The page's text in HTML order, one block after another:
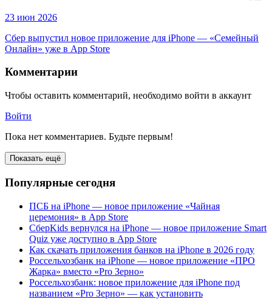
23 июн 2026
Сбер выпустил новое приложение для iPhone — «Семейный
Онлайн» уже в App Store
Комментарии
Чтобы оставить комментарий, необходимо войти в аккаунт
Войти
Пока нет комментариев. Будьте первым!
Показать ещё
Популярные сегодня
ПСБ на iPhone — новое приложение «Чайная
церемония» в App Store
СберKids вернулся на iPhone — новое приложение Smart
Quiz уже доступно в App Store
Как скачать приложения банков на iPhone в 2026 году
Россельхозбанк на iPhone — новое приложение «ПРО
Жарка» вместо «Pro Зерно»
Россельхозбанк: новое приложение для iPhone под
названием «Pro Зерно» — как установить